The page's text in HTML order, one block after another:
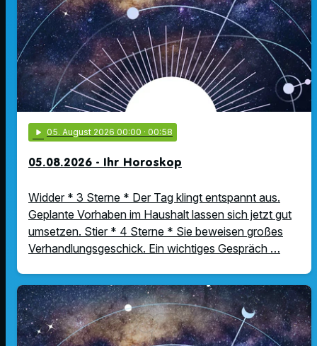
play_arrow 05. August 2026 00:00 · 00:58
05.08.2026 - Ihr Horoskop
Widder * 3 Sterne * Der Tag klingt entspannt aus.
Geplante Vorhaben im Haushalt lassen sich jetzt gut
umsetzen. Stier * 4 Sterne * Sie beweisen großes
Verhandlungsgeschick. Ein wichtiges Gespräch …